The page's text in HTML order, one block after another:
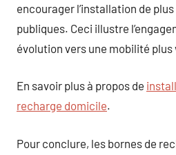
encourager l’installation de
publiques. Ceci illustre
évolution vers une mobilité plus
En savoir plus à propos de
recharge domicile.
Pour conclure, les bornes de